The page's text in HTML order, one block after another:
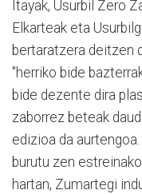
Itayak, Usurbil Zero
Elkarteak eta
bertaratzera deitzen
"herriko bide
bide dezente dira
zaborrez beteak
edizioa da
burutu zen
hartan, Zumartegi